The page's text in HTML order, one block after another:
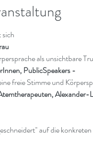
als unsichtbare
PublicSpeakers -
freie Stimme und
Alexander-
auf die